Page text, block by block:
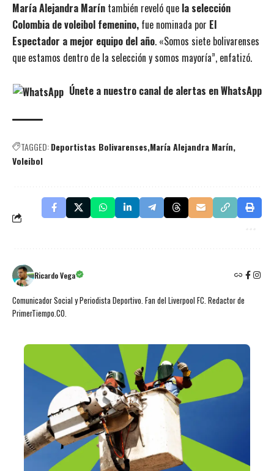
María Alejandra Marín también reveló que la selección
Colombia de voleibol femenino, fue nominada por El
Espectador a mejor equipo del año. «Somos siete bolivarenses
que estamos dentro de la selección y somos mayoría”, enfatizó.
Únete a nuestro canal de alertas en WhatsApp
TAGGED:Deportistas Bolivarenses María Alejandra Marín
Voleibol
Ricardo Vega
Comunicador Social y Periodista Deportivo. Fan del Liverpool FC. Redactor de
PrimerTiempo.CO.